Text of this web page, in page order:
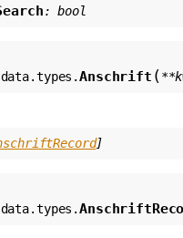
: bool
Anschrift (**
]